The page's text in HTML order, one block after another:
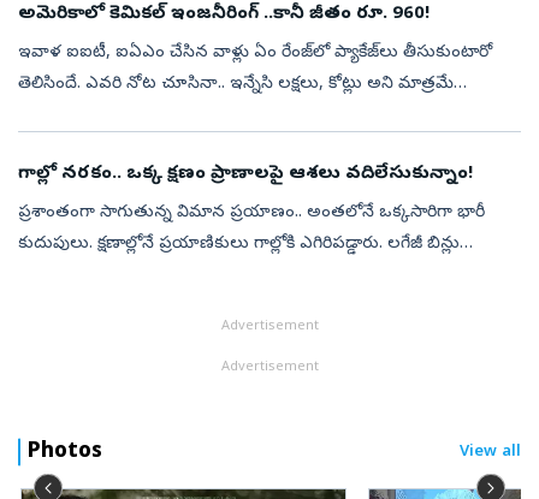
అమెరికాలో కెమికల్ ఇంజనీరింగ్ ..కానీ జీతం రూ. 960!
ఇవాళ ఐఐటీ, ఐఏఎం చేసిన వాళ్లు ఏం రేంజ్‌లో ప్యాకేజ్‌లు తీసుకుంటారో
తెలిసిందే. ఎవరి నోట చూసినా.. ఇన్నేసి లక్షలు, కోట్లు అని మాత్రమే
గాల్లో నరకం.. ఒక్క క్షణం ప్రాణాలపై ఆశలు వదిలేసుకున్నాం!
ప్రశాంతంగా సాగుతున్న విమాన ప్రయాణం.. అంతలోనే ఒక్కసారిగా భారీ
కుదుపులు. క్షణాల్లోనే ప్రయాణికులు గాల్లోకి ఎగిరిపడ్డారు. లగేజీ బిన్లు
Advertisement
Advertisement
Photos View all